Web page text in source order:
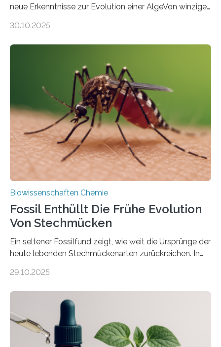
neue Erkenntnisse zur Evolution einer AlgeVon winzigen
Landpflanzen zählen zu den komplexesten
Grünalgen, die vor Hunderten von Millionen Jahren
lebten. Unter den Vorfahren sticht eine Gruppe heraus,
die noch heute in der Natur vorkommt: die
Süßwasseralge Coleochaetophyceae. Einige Arten
dieser Gruppe bilden aus Zellfäden dichte Geflechte
mit scheibenförmiger Gestalt. Was auffällig ist: Die
nächsten…
30.10.2025
Biowissenschaften Chemie
Fossil Enthüllt Die Frühe Evolution
Von Stechmücken
Ein seltener Fossilfund zeigt, wie weit die Ursprünge der
heute lebenden Stechmückenarten zurückreichen. In
Forschende die bisher älteste bekannte Stechmücken-
Region Kachin in Myanmar und hat sich in
ausgezeichnetem Zustand erhalten. Es konnte als neue
Art einer neuen Gattung beschrieben werden und trägt
nun den Namen Cretosabethes primaevus. Dieser erste
29.10.2025